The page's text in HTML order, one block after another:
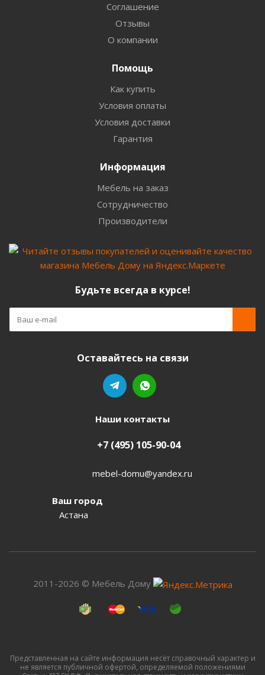
Соглашение
Отзывы
О компании
Помощь
Как купить
Условия оплаты
Условия доставки
Гарантия
Информация
Мебель на заказ
Сотрудничество
Производители
Будьте всегда в курсе!
Оставайтесь на связи
Наши контакты
+7 (495) 105-90-04
mebel-domu@yandex.ru
Ваш город
Астана
2011-2026 © Мебель Дому
Представленная на сайте информация несёт справочный характер и
не является публичной офертой, определяемой положениями